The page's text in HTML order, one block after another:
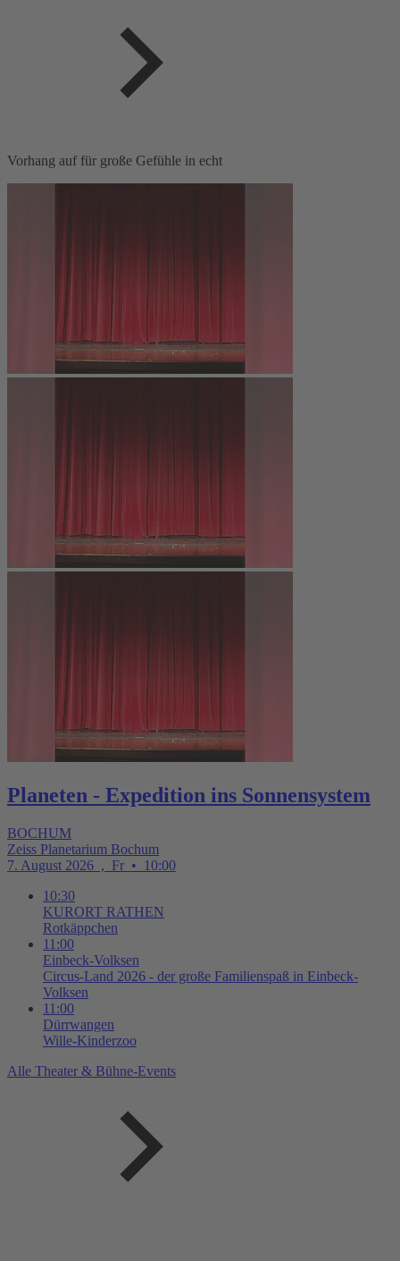
Vorhang auf für große Gefühle in echt
Planeten - Expedition ins Sonnensystem
BOCHUM
Zeiss Planetarium Bochum
7. August 2026 , Fr •
10:00
10:30
KURORT RATHEN
Rotkäppchen
11:00
Einbeck-Volksen
Circus-Land 2026 - der große Familienspaß in Einbeck-
Volksen
11:00
Dürrwangen
Wille-Kinderzoo
Alle Theater & Bühne-Events